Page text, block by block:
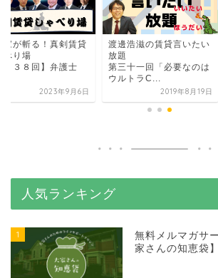
家が斬る！真剣賃貸
べり場
３３８回】弁護士
2023年9月6日
渡邊浩滋の賃貸言いたい
放題
第三十一回「必要なのは
ウルトラC...
2019年8月19日
人気ランキング
1
無料メルマガサ
家さんの知恵袋】